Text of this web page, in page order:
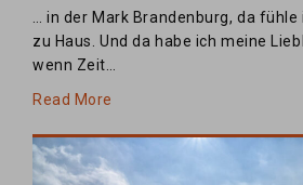
… in der Mark Brandenburg, da
zu Haus. Und da habe ich meine
wenn Zeit…
Read More